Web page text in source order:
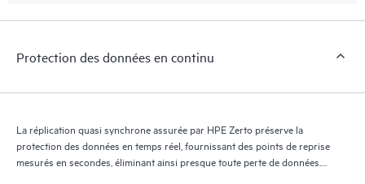
Protection des données en continu
La réplication quasi synchrone assurée par HPE Zerto préserve la
protection des données en temps réel, fournissant des points de reprise
mesurés en secondes, éliminant ainsi presque toute perte de données.